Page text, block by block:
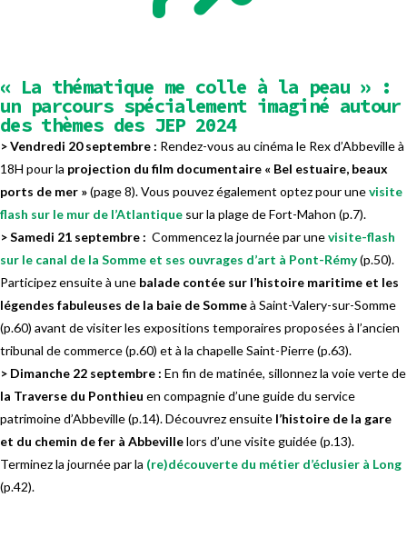
« La thématique me colle à la peau »:
un parcours spécialement imaginé autour
des thèmes des JEP 2024
> Vendredi 20 septembre : Rendez-vous au cinéma le Rex d’Abbeville à
18H pour la projection du film documentaire « Bel estuaire, beaux
ports de mer »(page 8). Vous pouvez également optez pour unevisite
flash sur le mur de l’Atlantique sur la plage de Fort-Mahon (p.7).
> Samedi 21 septembre : Commencez la journée par unevisite-flash
sur le canal de la Somme et ses ouvrages d’art à Pont-Rémy(p.50).
Participez ensuite à une balade contée sur l’histoire maritime et les
légendes fabuleuses de la baie de Sommeà Saint-Valery-sur-Somme
(p.60) avant de visiter les expositions temporaires proposées à l’ancien
tribunal de commerce (p.60) et à la chapelle Saint-Pierre (p.63).
> Dimanche 22 septembre : En fin de matinée, sillonnez la voie verte de
la Traverse du Ponthieu en compagnie d’une guide du service
patrimoine d’Abbeville (p.14). Découvrez ensuite l’histoire de la gare
et du chemin de fer à Abbevillelors d’une visite guidée (p.13).
Terminez la journée par la (re)découverte du métier d’éclusier à Long
(p.42).